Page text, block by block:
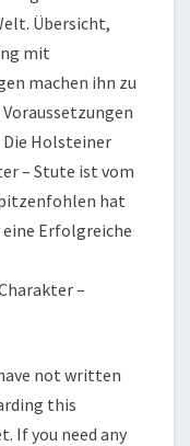
Übersicht,
mit
machen ihn zu
Holsteiner
– Stute ist vom
hat
Erfolgreiche
–
not written
this
If you need any